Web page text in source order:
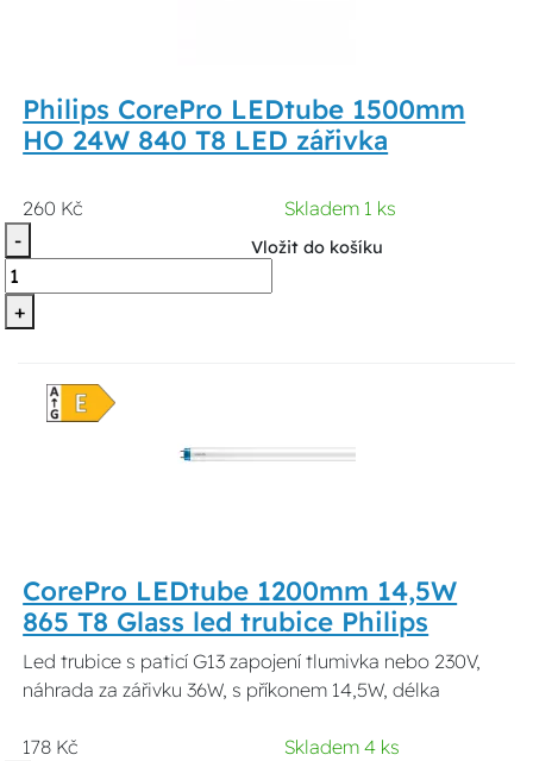
Philips CorePro LEDtube 1500mm
HO 24W 840 T8 LED zářivka
260 Kč
Skladem 1 ks
-
+
Vložit do košíku
CorePro LEDtube 1200mm 14,5W
865 T8 Glass led trubice Philips
Led trubice s paticí G13 zapojení tlumivka nebo 230V,
náhrada za zářivku 36W, s příkonem 14,5W, délka
178 Kč
Skladem 4 ks